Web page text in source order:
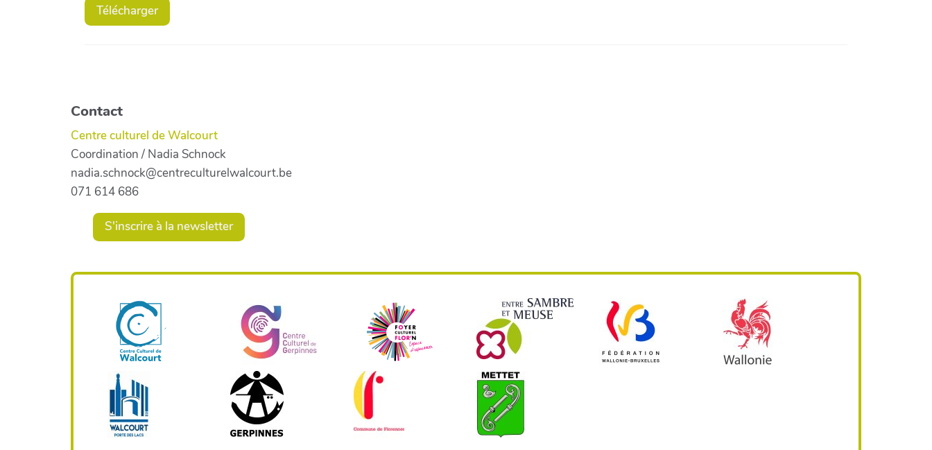
Télécharger
Contact
Centre culturel de Walcourt
Coordination / Nadia Schnock
nadia.schnock@centreculturelwalcourt.be
071 614 686
S'inscrire à la newsletter